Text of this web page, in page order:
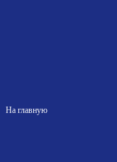
На главную